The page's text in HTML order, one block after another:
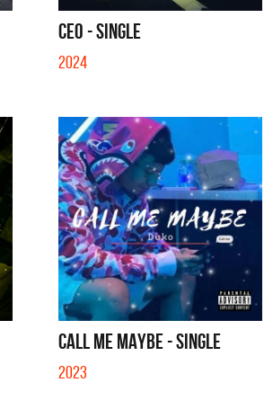
CEO - SINGLE
2024
CALL ME MAYBE - SINGLE
2023
La Joaqui
TE VI - SINGLE